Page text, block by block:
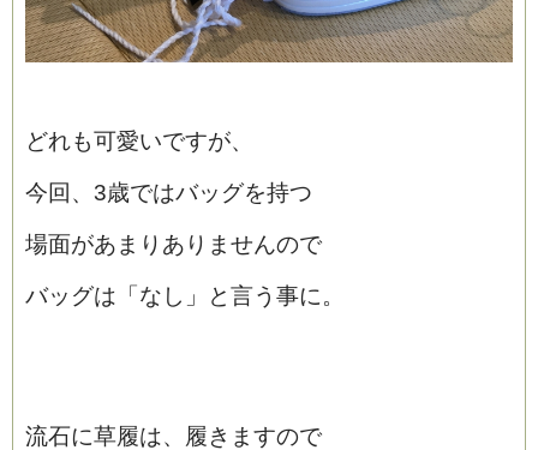
どれも可愛いですが、
今回、3歳ではバッグを持つ
場面があまりありませんので
バッグは「なし」と言う事に。
流石に草履は、履きますので